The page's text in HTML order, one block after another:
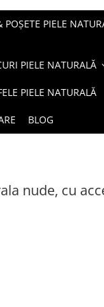
POȘETE PIELE
PIELE NATURALĂ
PIELE NATURALĂ
BLOG
nude, cu